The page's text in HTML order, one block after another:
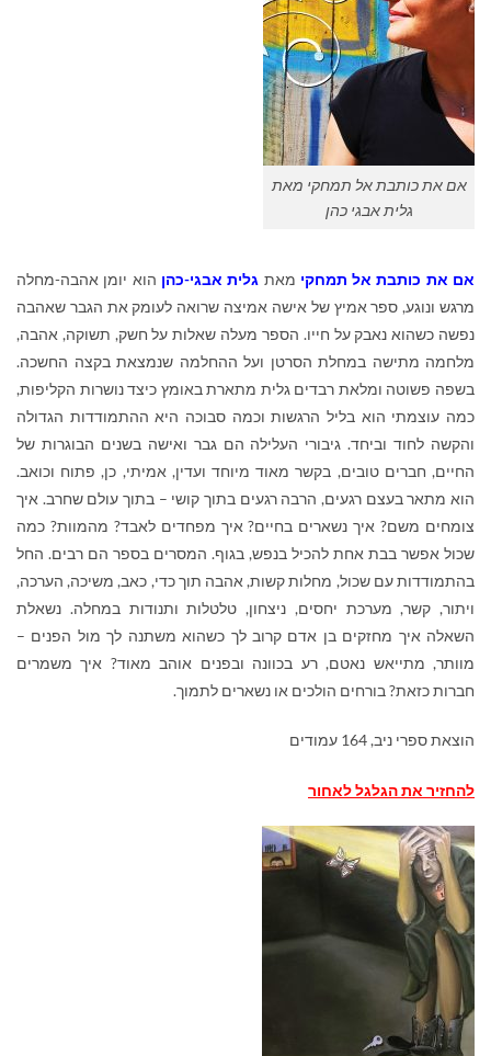
אם את כותבת אל תמחקי מאת
גלית אבגי כהן
אם את כותבת אל תמחקי מאת גלית אבגי-כהן הוא יומן אהבה-מחלה
מרגש ונוגע, ספר אמיץ של אישה אמיצה שרואה לעומק את הגבר שאהבה
נפשה כשהוא נאבק על חייו. הספר מעלה שאלות על חשק, תשוקה, אהבה,
מלחמה מתישה במחלת הסרטן ועל ההחלמה שנמצאת בקצה החשכה.
בשפה פשוטה ומלאת רבדים גלית מתארת באומץ כיצד נושרות הקליפות,
כמה עוצמתי הוא בליל הרגשות וכמה סבוכה היא ההתמודדות הגדולה
והקשה לחוד וביחד. גיבורי העלילה הם גבר ואישה בשנים הבוגרות של
החיים, חברים טובים, בקשר מאוד מיוחד ועדין, אמיתי, כן, פתוח וכואב.
הוא מתאר בעצם רגעים, הרבה רגעים בתוך קושי – בתוך עולם שחרב. איך
צומחים משם? איך נשארים בחיים? איך מפחדים לאבד? מהמוות? כמה
שכול אפשר בבת אחת להכיל בנפש, בגוף. המסרים בספר הם רבים. החל
בהתמודדות עם שכול, מחלות קשות, אהבה תוך כדי, כאב, משיכה, הערכה,
ויתור, קשר, מערכת יחסים, ניצחון, טלטלות ותנודות במחלה. נשאלת
השאלה איך מחזקים בן אדם קרוב לך כשהוא משתנה לך מול הפנים –
מוותר, מתייאש נאטם, רע בכוונה ובפנים אוהב מאוד? איך משמרים
חברות כזאת? בורחים הולכים או נשארים לתמוך.
הוצאת ספרי ניב, 164 עמודים
להחזיר את הגלגל לאחור